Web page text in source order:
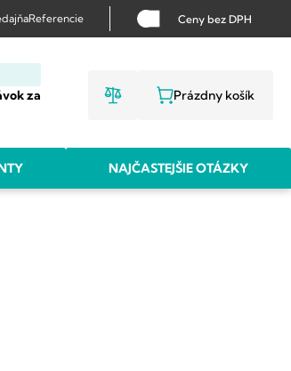
Referencie Ceny bez DPH
za
NÁKUPNÝ
Prázdny košík
NAJČASTEJŠIE OTÁZKY